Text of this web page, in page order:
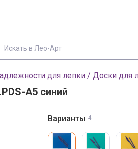
для лепки / Доски для
A5 синий
Варианты 4
Регистрация
цены в каталоге